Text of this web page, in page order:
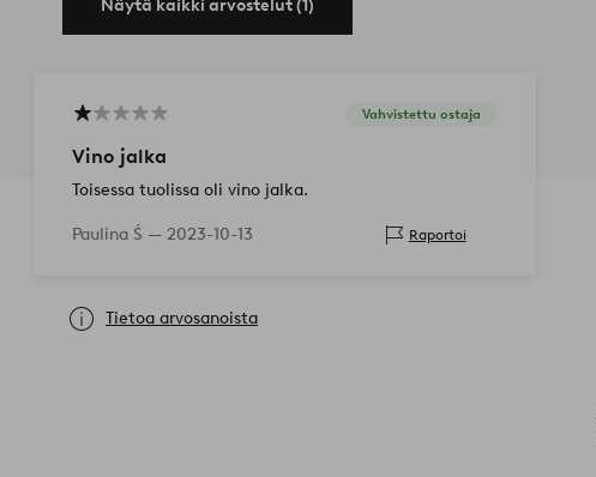
Näytä kaikki arvostelut (1)
Vahvistettu ostaja
Vino jalka
Toisessa tuolissa oli vino jalka.
Paulina Ś — 2023-10-13 Raportoi
Tietoa arvosanoista